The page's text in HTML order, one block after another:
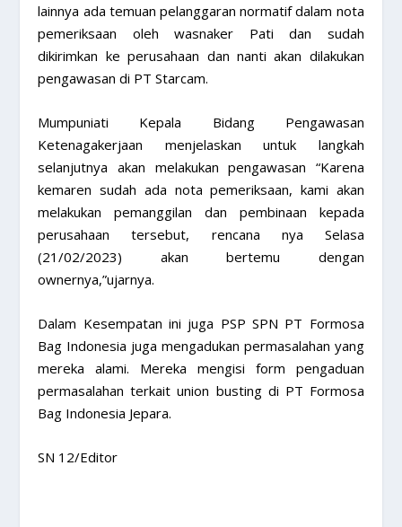
lainnya ada temuan pelanggaran normatif dalam nota
pemeriksaan oleh wasnaker Pati dan sudah
dikirimkan ke perusahaan dan nanti akan dilakukan
pengawasan di PT Starcam.
Mumpuniati Kepala Bidang Pengawasan
Ketenagakerjaan menjelaskan untuk langkah
selanjutnya akan melakukan pengawasan “Karena
kemaren sudah ada nota pemeriksaan, kami akan
melakukan pemanggilan dan pembinaan kepada
perusahaan tersebut, rencana nya Selasa
(21/02/2023) akan bertemu dengan
ownernya,”ujarnya.
Dalam Kesempatan ini juga PSP SPN PT Formosa
Bag Indonesia juga mengadukan permasalahan yang
mereka alami. Mereka mengisi form pengaduan
permasalahan terkait union busting di PT Formosa
Bag Indonesia Jepara.
SN 12/Editor